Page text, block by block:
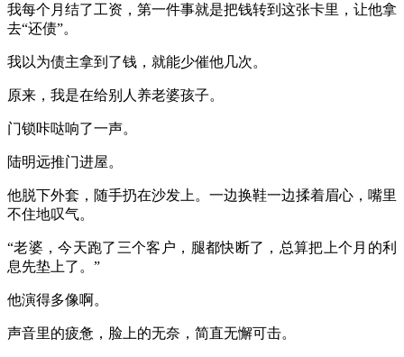
我每个月结了工资，第一件事就是把钱转到这张卡里，让他拿
去“还债”。
我以为债主拿到了钱，就能少催他几次。
原来，我是在给别人养老婆孩子。
门锁咔哒响了一声。
陆明远推门进屋。
他脱下外套，随手扔在沙发上。一边换鞋一边揉着眉心，嘴里
不住地叹气。
“老婆，今天跑了三个客户，腿都快断了，总算把上个月的利
息先垫上了。”
他演得多像啊。
声音里的疲惫，脸上的无奈，简直无懈可击。